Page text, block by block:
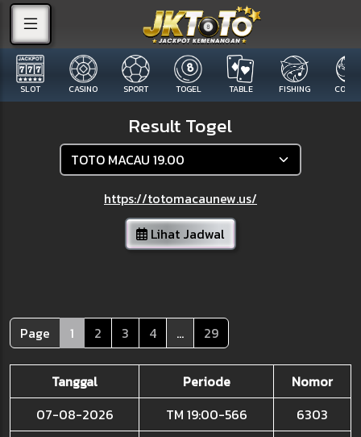
SLOT CASINO SPORT TOGEL TABLE FISHING COCK
Result Togel
https://totomacaunew.us/
Lihat Jadwal
Page 1 2 3 4 ... 29
Tanggal Periode
Nomor
07-08-2026
TM 19:00-566
6303